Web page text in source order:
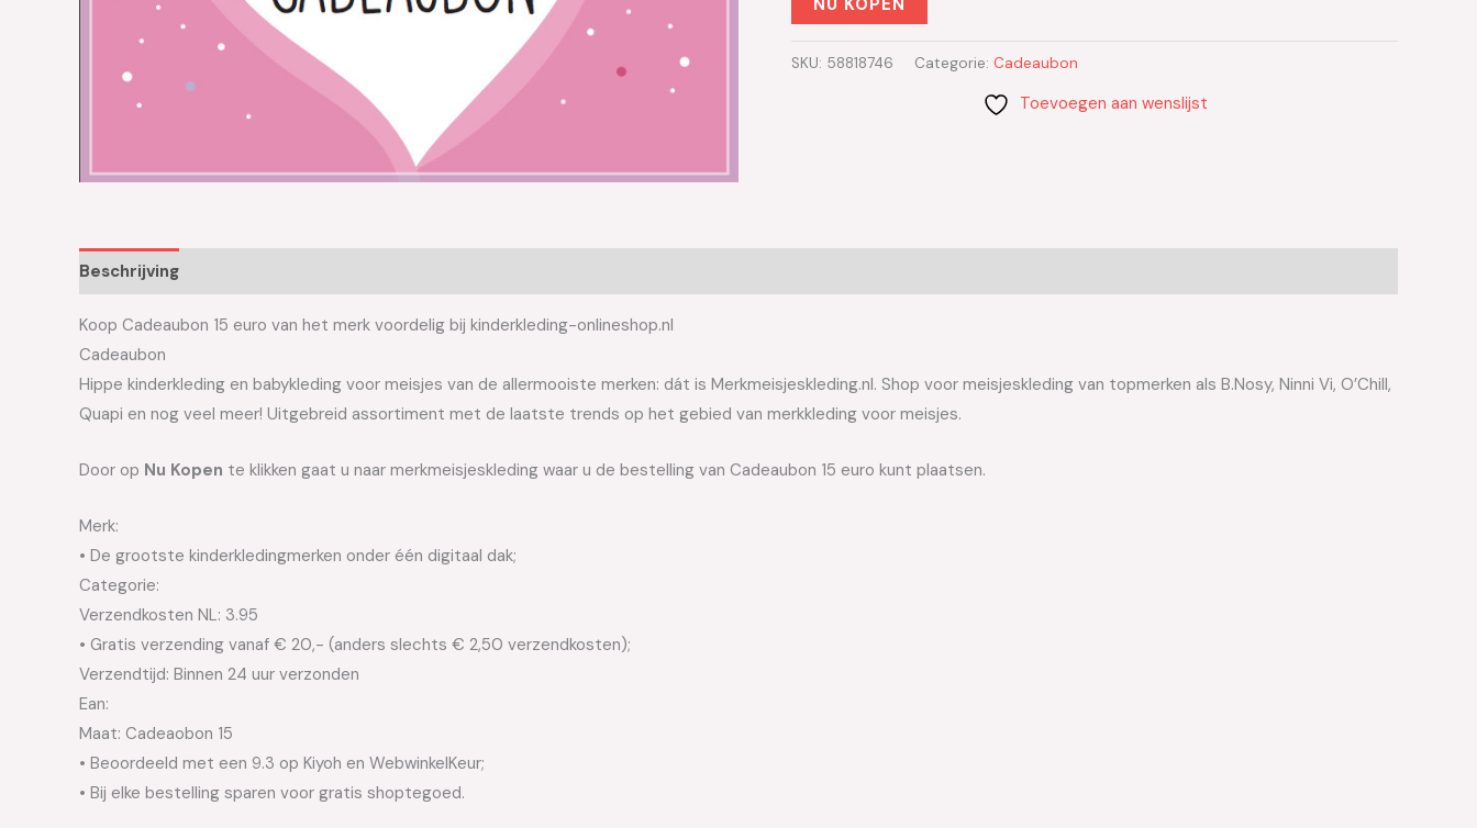
NU KOPEN
SKU: 58818746 Categorie: Cadeaubon
Toevoegen aan wenslijst
Beschrijving
Koop Cadeaubon 15 euro van het merk voordelig bij kinderkleding-onlineshop.nl
Cadeaubon
Hippe kinderkleding en babykleding voor meisjes van de allermooiste merken: dát is Merkmeisjeskleding.nl. Shop voor meisjeskleding van topmerken als B.Nosy, Ninni Vi, O’Chill,
Quapi en nog veel meer! Uitgebreid assortiment met de laatste trends op het gebied van merkkleding voor meisjes.
Door op Nu Kopen te klikken gaat u naar merkmeisjeskleding waar u de bestelling van Cadeaubon 15 euro kunt plaatsen.
Merk:
• De grootste kinderkledingmerken onder één digitaal dak;
Categorie:
Verzendkosten NL: 3.95
• Gratis verzending vanaf € 20,- (anders slechts € 2,50 verzendkosten);
Verzendtijd: Binnen 24 uur verzonden
Ean:
Maat: Cadeaobon 15
• Beoordeeld met een 9.3 op Kiyoh en WebwinkelKeur;
• Bij elke bestelling sparen voor gratis shoptegoed.